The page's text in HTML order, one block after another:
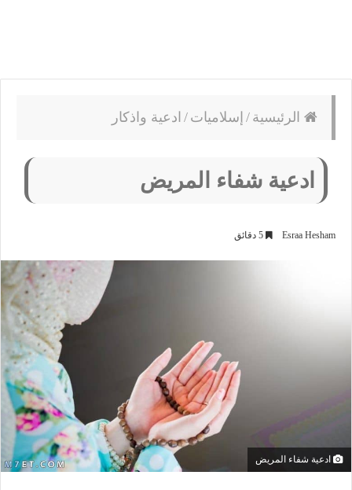
الرئيسية / إسلاميات / ادعية واذكار
ادعية شفاء المريض
Esraa Hesham
ادعية شفاء المريض